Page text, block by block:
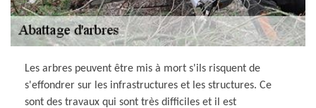
Les arbres peuvent être mis à mort s'ils risquent de
s'effondrer sur les infrastructures et les structures. Ce
sont des travaux qui sont très difficiles et il est